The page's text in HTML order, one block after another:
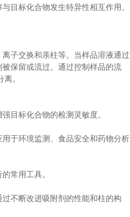
目标化合物发生特异性相互作用。
子交换和亲柱等。当样品溶液通过
保留或流过。通过控制样品的流
。
标化合物的检测灵敏度。
于环境监测、食品安全和药物分析
常用工具。
不断改进吸附剂的性能和柱的构